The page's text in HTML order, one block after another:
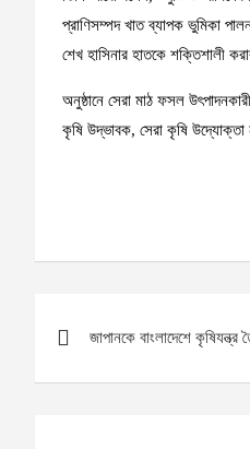
প্রাণিসম্পদ খাত ব্যাপক ভুমিকা
শেখ হাসিনার হাতকে শক্তিশালী
অনুষ্ঠানে সেরা মাঠ ফসল
কৃষি উদ্ভাবক, সেরা কৃষি উদ্যোক্তা
জাপানকে বাংলাদেশে কৃষিযন্ত্র